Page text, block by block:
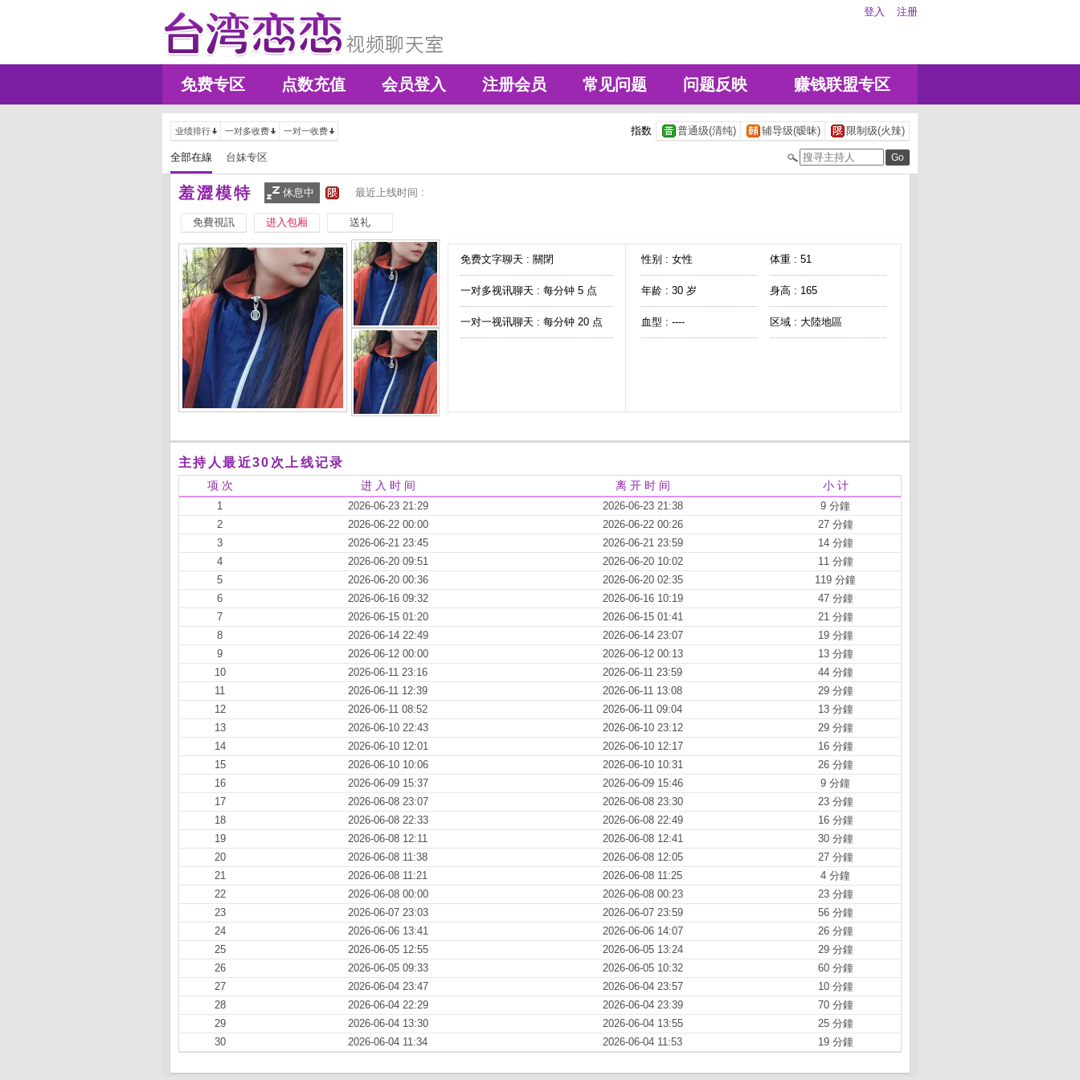
登入 注册
免费专区 点数充值 会员登入 注册会员 常见问题 问题反映 赚钱联盟专区
业绩排行 一对多收费 一对一收费 指数 普通级(清纯) 辅导级(暧昧) 限制级(火辣)
全部在線 台妹专区
羞澀模特 休息中 最近上线时间 :
免費視訊 进入包厢 送礼
免费文字聊天 : 關閉
一对多视讯聊天 : 每分钟 5 点
一对一视讯聊天 : 每分钟 20 点
性别 : 女性 体重 : 51
年龄 : 30 岁 身高 : 165
血型 : ---- 区域 : 大陸地區
主持人最近30次上线记录
项 次 进 入 时 间 离 开 时 间 小 计
1 2026-06-23 21:29 2026-06-23 21:38
9 分鐘
2
2026-06-22 00:00 2026-06-22 00:26
27 分鐘
3
2026-06-21 23:45 2026-06-21 23:59
14 分鐘
4
2026-06-20 09:51 2026-06-20 10:02
11 分鐘
5
2026-06-20 00:36 2026-06-20 02:35
119 分鐘
6
2026-06-16 09:32 2026-06-16 10:19
47 分鐘
7
2026-06-15 01:20 2026-06-15 01:41
21 分鐘
8
2026-06-14 22:49 2026-06-14 23:07
19 分鐘
9
2026-06-12 00:00 2026-06-12 00:13
13 分鐘
10
2026-06-11 23:16 2026-06-11 23:59
44 分鐘
11
2026-06-11 12:39 2026-06-11 13:08
29 分鐘
12
2026-06-11 08:52 2026-06-11 09:04
13 分鐘
13
2026-06-10 22:43 2026-06-10 23:12
29 分鐘
14
2026-06-10 12:01 2026-06-10 12:17
16 分鐘
15
2026-06-10 10:06 2026-06-10 10:31
26 分鐘
16
2026-06-09 15:37 2026-06-09 15:46
9 分鐘
17
2026-06-08 23:07 2026-06-08 23:30
23 分鐘
18
2026-06-08 22:33 2026-06-08 22:49
16 分鐘
19
2026-06-08 12:11 2026-06-08 12:41
30 分鐘
20
2026-06-08 11:38 2026-06-08 12:05
27 分鐘
21
2026-06-08 11:21 2026-06-08 11:25
4 分鐘
22
2026-06-08 00:00 2026-06-08 00:23
23 分鐘
23
2026-06-07 23:03 2026-06-07 23:59
56 分鐘
24
2026-06-06 13:41 2026-06-06 14:07
26 分鐘
25
2026-06-05 12:55 2026-06-05 13:24
29 分鐘
26
2026-06-05 09:33 2026-06-05 10:32
60 分鐘
27
2026-06-04 23:47 2026-06-04 23:57
10 分鐘
28
2026-06-04 22:29 2026-06-04 23:39
70 分鐘
29
2026-06-04 13:30 2026-06-04 13:55
25 分鐘
30
2026-06-04 11:34 2026-06-04 11:53 19 分鐘